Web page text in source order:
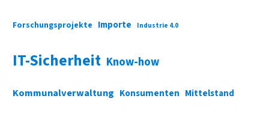
Forschungsprojekte Importe Industrie 4.0
IT-Sicherheit Know-how
Kommunalverwaltung Konsumenten Mittelstand